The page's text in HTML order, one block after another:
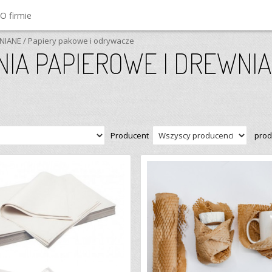
O firmie
/ Papiery pakowe i odrywacze
PAPIEROWE I
Producent